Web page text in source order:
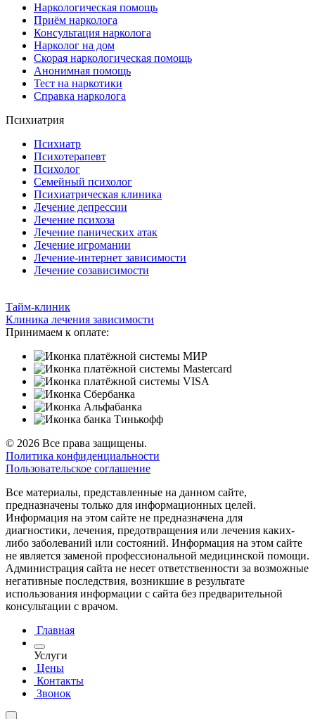
Наркологическая помощь
Приём нарколога
Консультация нарколога
Нарколог на дом
Скорая наркологическая помощь
Анонимная помощь
Тест на наркотики
Справка нарколога
Психиатрия
Психиатр
Психотерапевт
Психолог
Семейный психолог
Психиатрическая клиника
Лечение депрессии
Лечение психоза
Лечение панических атак
Лечение игромании
Лечение-интернет зависимости
Лечение созависимости
Тайм-клиник
Клиника лечения зависимости
Принимаем к оплате:
© 2026 Все права защищены.
Политика конфиденциальности
Пользовательское соглашение
Все материалы, представленные на данном сайте,
предназначены только для информационных целей.
Информация на этом сайте не предназначена для
диагностики, лечения, предотвращения или лечения каких-
либо заболеваний или состояний. Информация на этом сайте
не является заменой профессиональной медицинской помощи.
Администрация сайта не несет ответственности за возможные
негативные последствия, возникшие в результате
использования информации с сайта без предварительной
консультации с врачом.
Главная
Услуги
Цены
Контакты
Звонок